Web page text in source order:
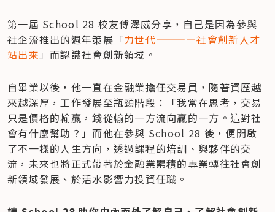
第一屆 School 28 校友傅澤威分享，自己是因為參與
社企流推出的週年策展「力世代————社會創新人才
站出來 」而認識社會創新領域。
自畢業以後，他一直在金融業擔任交易員，隨著資歷越
來越深厚，工作發展至瓶頸階段：「我常在思考，交易
只是價格的輸贏，錢從輸的一方流向贏的一方。這對社
會有什麼幫助？」而他在參與 School 28 後，便開啟
了不一樣的人生方向，透過課程的培訓、與夥伴的交
流，未來也將正式帶著於金融業累積的專業轉往社會創
新領域發展、於活水影響力投資任職。